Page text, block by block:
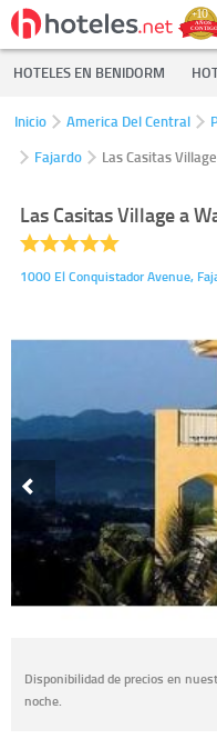
HOTELES EN BENIDORM
Inicio America Del Central
Fajardo
Las Casitas
Las Casitas Village a
1000 El Conquistador Avenue,
Disponibilidad de precios en
noche.